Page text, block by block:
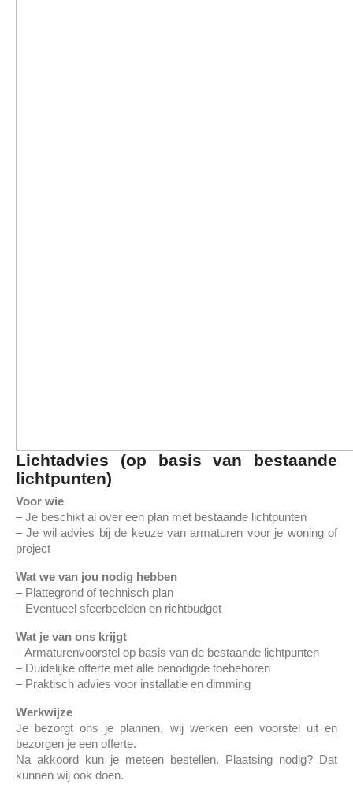
Lichtadvies (op basis van bestaande
lichtpunten)
Voor wie
– Je beschikt al over een plan met bestaande lichtpunten
– Je wil advies bij de keuze van armaturen voor je woning of
project
Wat we van jou nodig hebben
– Plattegrond of technisch plan
– Eventueel sfeerbeelden en richtbudget
Wat je van ons krijgt
– Armaturenvoorstel op basis van de bestaande lichtpunten
– Duidelijke offerte met alle benodigde toebehoren
– Praktisch advies voor installatie en dimming
Werkwijze
Je bezorgt ons je plannen, wij werken een voorstel uit en
bezorgen je een offerte.
Na akkoord kun je meteen bestellen. Plaatsing nodig? Dat
kunnen wij ook doen.